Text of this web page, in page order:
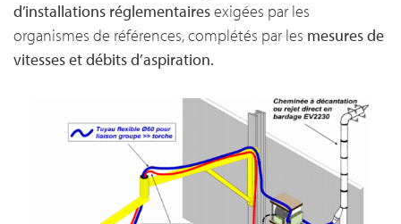
d’installations réglementairesexigées par les
organismes de références, complétés par les mesures de
vitesses et débits d’aspiration.